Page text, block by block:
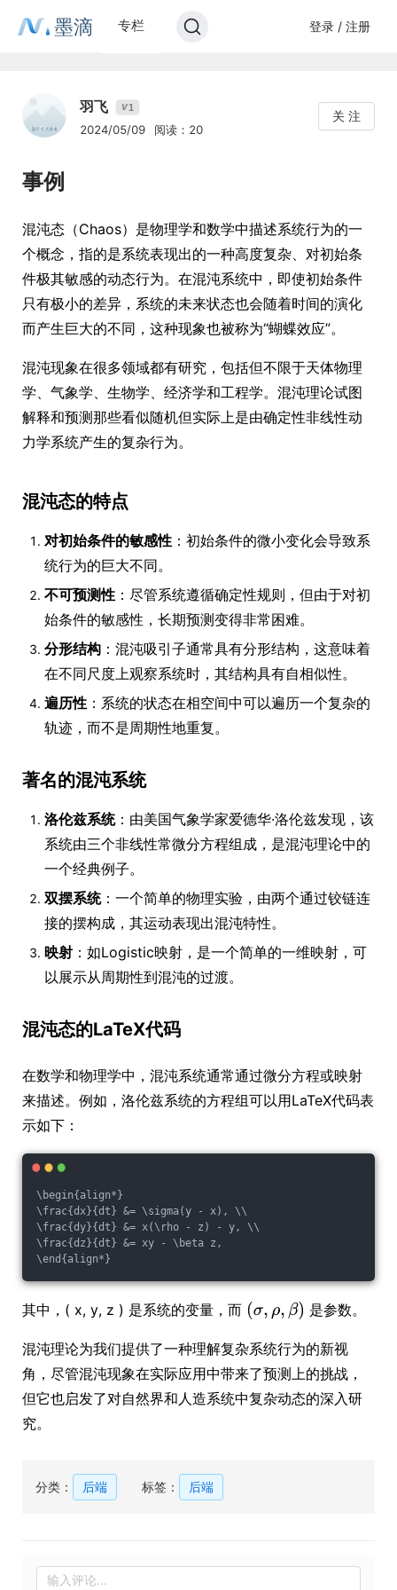
墨滴 专栏 登录 / 注册
羽飞 V1
2024/05/09 阅读：20
关 注
事例
混沌态（Chaos）是物理学和数学中描述系统行为的一
个概念，指的是系统表现出的一种高度复杂、对初始条
件极其敏感的动态行为。在混沌系统中，即使初始条件
只有极小的差异，系统的未来状态也会随着时间的演化
而产生巨大的不同，这种现象也被称为“蝴蝶效应”。
混沌现象在很多领域都有研究，包括但不限于天体物理
学、气象学、生物学、经济学和工程学。混沌理论试图
解释和预测那些看似随机但实际上是由确定性非线性动
力学系统产生的复杂行为。
混沌态的特点
对初始条件的敏感性 ：初始条件的微小变化会导致系
统行为的巨大不同。
不可预测性 ：尽管系统遵循确定性规则，但由于对初
始条件的敏感性，长期预测变得非常困难。
分形结构 ：混沌吸引子通常具有分形结构，这意味着
在不同尺度上观察系统时，其结构具有自相似性。
遍历性 ：系统的状态在相空间中可以遍历一个复杂的
轨迹，而不是周期性地重复。
著名的混沌系统
洛伦兹系统：由美国气象学家爱德华·洛伦兹发现，该
系统由三个非线性常微分方程组成，是混沌理论中的
一个经典例子。
双摆系统：一个简单的物理实验，由两个通过铰链连
接的摆构成，其运动表现出混沌特性。
映射 ：如Logistic映射，是一个简单的一维映射，可
以展示从周期性到混沌的过渡。
混沌态的LaTeX代码
在数学和物理学中，混沌系统通常通过微分方程或映射
来描述。例如，洛伦兹系统的方程组可以用LaTeX代码表
示如下：
\begin{align*}
\frac{dx}{dt} &= \sigma(y - x), \\
\frac{dy}{dt} &= x(\rho - z) - y, \\
\frac{dz}{dt} &= xy - \beta z,
其中，( x, y, z ) 是系统的变量，而 是参数。
混沌理论为我们提供了一种理解复杂系统行为的新视
角，尽管混沌现象在实际应用中带来了预测上的挑战，
但它也启发了对自然界和人造系统中复杂动态的深入研
究。
分类： 后端 标签： 后端